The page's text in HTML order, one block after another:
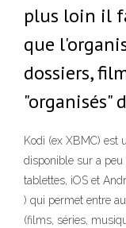
plus loin il
que
dossiers,
"organisés"
Kodi (ex XBMC) est
disponible sur a peu
tablettes, iOS et
) qui permet entre
(films, séries,